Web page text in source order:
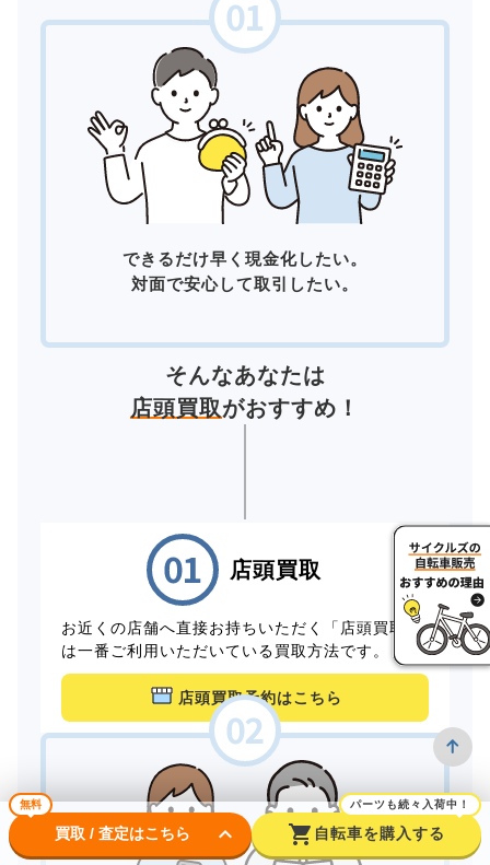
できるだけ早く現金化したい。
対面で安心して取引したい。
そんなあなたは
店頭買取がおすすめ！
店頭買取
お近くの店舗へ直接お持ちいただく「店頭買取」
は一番ご利用いただいている買取方法です。
店頭買取予約はこちら
無料
買取 / 査定はこちら keyboard_arrow_down shopping_cart
パーツも続々入荷中！
自転車を購入する